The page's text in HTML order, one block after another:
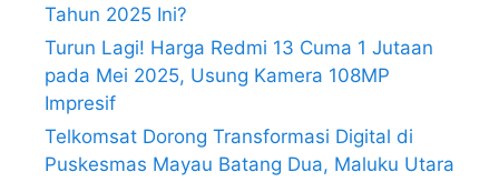
Tahun 2025 Ini?
Turun Lagi! Harga Redmi 13 Cuma 1 Jutaan
pada Mei 2025, Usung Kamera 108MP
Impresif
Telkomsat Dorong Transformasi Digital di
Puskesmas Mayau Batang Dua, Maluku Utara